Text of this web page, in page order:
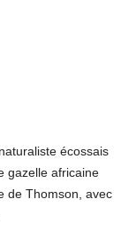
écossais
gazelle africaine
de Thomson, avec